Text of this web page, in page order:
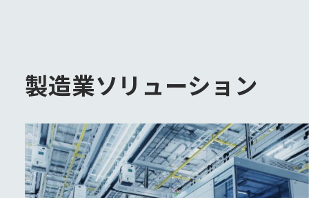
製造業ソリューション